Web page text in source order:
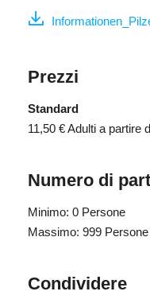
Prezzi
Standard
11,50 €Adulti a partire
Numero di
Minimo: 0 Persone
Massimo: 999 Persone
Condividere